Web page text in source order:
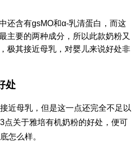
还含有gsMO和α-乳清蛋白，而这
主要的两种成分，所以此款奶粉又
极其接近母乳，对婴儿来说好处非
处
近母乳，但是这一点还完全不足以
点关于雅培有机奶粉的好处，便可
怎么样。